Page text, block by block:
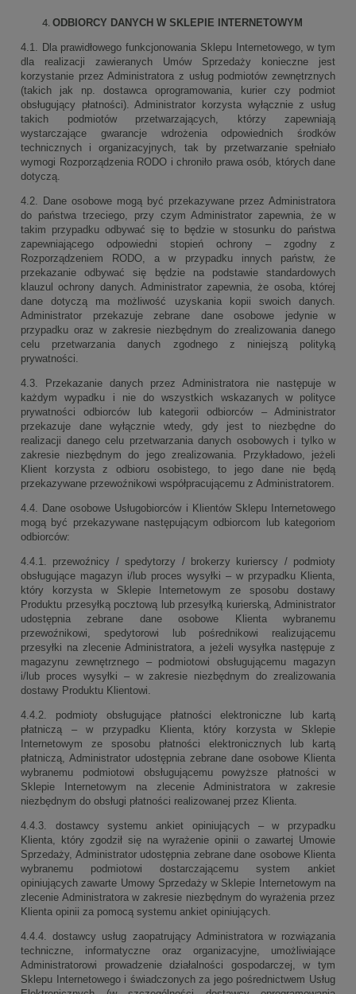
ODBIORCY DANYCH W SKLEPIE INTERNETOWYM
4.1. Dla prawidłowego funkcjonowania Sklepu Internetowego, w tym
dla realizacji zawieranych Umów Sprzedaży konieczne jest
korzystanie przez Administratora z usług podmiotów zewnętrznych
(takich jak np. dostawca oprogramowania, kurier czy podmiot
obsługujący płatności). Administrator korzysta wyłącznie z usług
takich podmiotów przetwarzających, którzy zapewniają
wystarczające gwarancje wdrożenia odpowiednich środków
technicznych i organizacyjnych, tak by przetwarzanie spełniało
wymogi Rozporządzenia RODO i chroniło prawa osób, których dane
dotyczą.
4.2. Dane osobowe mogą być przekazywane przez Administratora
do państwa trzeciego, przy czym Administrator zapewnia, że w
takim przypadku odbywać się to będzie w stosunku do państwa
zapewniającego odpowiedni stopień ochrony – zgodny z
Rozporządzeniem RODO, a w przypadku innych państw, że
przekazanie odbywać się będzie na podstawie standardowych
klauzul ochrony danych. Administrator zapewnia, że osoba, której
dane dotyczą ma możliwość uzyskania kopii swoich danych.
Administrator przekazuje zebrane dane osobowe jedynie w
przypadku oraz w zakresie niezbędnym do zrealizowania danego
celu przetwarzania danych zgodnego z niniejszą polityką
prywatności.
4.3. Przekazanie danych przez Administratora nie następuje w
każdym wypadku i nie do wszystkich wskazanych w polityce
prywatności odbiorców lub kategorii odbiorców – Administrator
przekazuje dane wyłącznie wtedy, gdy jest to niezbędne do
realizacji danego celu przetwarzania danych osobowych i tylko w
zakresie niezbędnym do jego zrealizowania. Przykładowo, jeżeli
Klient korzysta z odbioru osobistego, to jego dane nie będą
przekazywane przewoźnikowi współpracującemu z Administratorem.
4.4. Dane osobowe Usługobiorców i Klientów Sklepu Internetowego
mogą być przekazywane następującym odbiorcom lub kategoriom
odbiorców:
4.4.1. przewoźnicy / spedytorzy / brokerzy kurierscy / podmioty
obsługujące magazyn i/lub proces wysyłki – w przypadku Klienta,
który korzysta w Sklepie Internetowym ze sposobu dostawy
Produktu przesyłką pocztową lub przesyłką kurierską, Administrator
udostępnia zebrane dane osobowe Klienta wybranemu
przewoźnikowi, spedytorowi lub pośrednikowi realizującemu
przesyłki na zlecenie Administratora, a jeżeli wysyłka następuje z
magazynu zewnętrznego – podmiotowi obsługującemu magazyn
i/lub proces wysyłki – w zakresie niezbędnym do zrealizowania
dostawy Produktu Klientowi.
4.4.2. podmioty obsługujące płatności elektroniczne lub kartą
płatniczą – w przypadku Klienta, który korzysta w Sklepie
Internetowym ze sposobu płatności elektronicznych lub kartą
płatniczą, Administrator udostępnia zebrane dane osobowe Klienta
wybranemu podmiotowi obsługującemu powyższe płatności w
Sklepie Internetowym na zlecenie Administratora w zakresie
niezbędnym do obsługi płatności realizowanej przez Klienta.
4.4.3. dostawcy systemu ankiet opiniujących – w przypadku
Klienta, który zgodził się na wyrażenie opinii o zawartej Umowie
Sprzedaży, Administrator udostępnia zebrane dane osobowe Klienta
wybranemu podmiotowi dostarczającemu system ankiet
opiniujących zawarte Umowy Sprzedaży w Sklepie Internetowym na
zlecenie Administratora w zakresie niezbędnym do wyrażenia przez
Klienta opinii za pomocą systemu ankiet opiniujących.
4.4.4. dostawcy usług zaopatrujący Administratora w rozwiązania
techniczne, informatyczne oraz organizacyjne, umożliwiające
Administratorowi prowadzenie działalności gospodarczej, w tym
Sklepu Internetowego i świadczonych za jego pośrednictwem Usług